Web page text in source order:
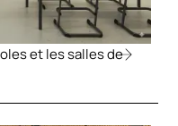
et les salles de